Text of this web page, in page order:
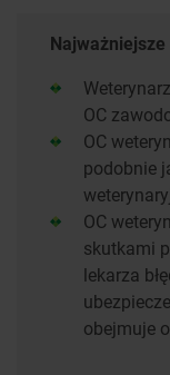
OC
OC
podobnie
OC
skutkami
lekarza
obejmuje